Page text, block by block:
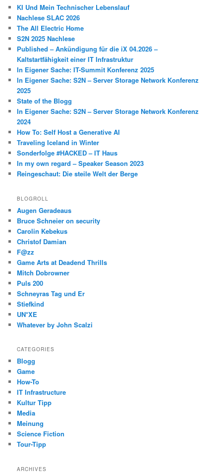
KI Und Mein Technischer Lebenslauf
Nachlese SLAC 2026
The All Electric Home
S2N 2025 Nachlese
Published – Ankündigung für die iX 04.2026 –
Kaltstartfähigkeit einer IT Infrastruktur
In Eigener Sache: IT-Summit Konferenz 2025
In Eigener Sache: S2N – Server Storage Network Konferenz
2025
State of the Blogg
In Eigener Sache: S2N – Server Storage Network Konferenz
2024
How To: Self Host a Generative AI
Traveling Iceland in Winter
Sonderfolge #HACKED – IT Haus
In my own regard – Speaker Season 2023
Reingeschaut: Die steile Welt der Berge
BLOGROLL
Augen Geradeaus
Bruce Schneier on security
Carolin Kebekus
Christof Damian
F@zz
Game Arts at Deadend Thrills
Mitch Dobrowner
Puls 200
Schneyras Tag und Er
Stiefkind
UN*XE
Whatever by John Scalzi
CATEGORIES
Blogg
Game
How-To
IT Infrastructure
Kultur Tipp
Media
Meinung
Science Fiction
Tour-Tipp
ARCHIVES